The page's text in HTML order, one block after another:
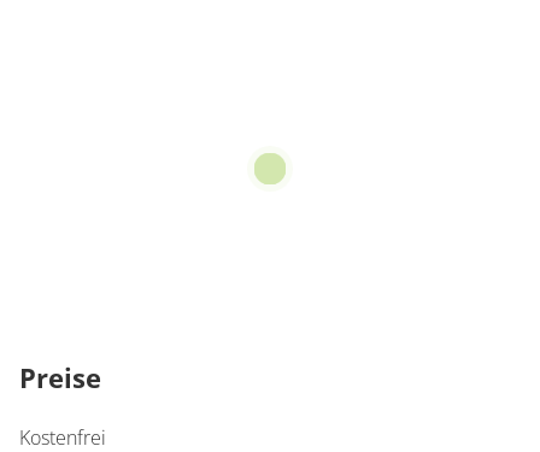
Preise
Kostenfrei